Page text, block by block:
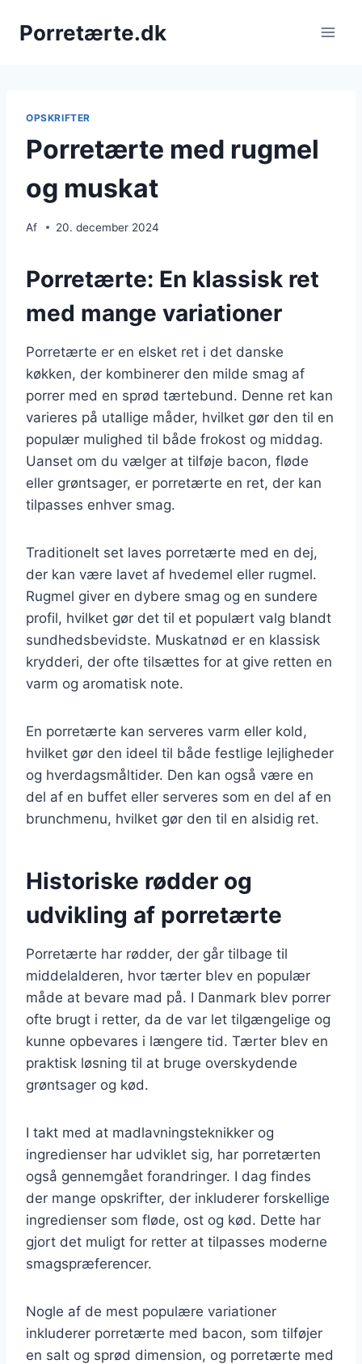
Porretærte.dk
OPSKRIFTER
Porretærte med rugmel
og muskat
Af 20. december 2024
Porretærte: En klassisk ret
med mange variationer
Porretærte er en elsket ret i det danske
køkken, der kombinerer den milde smag af
porrer med en sprød tærtebund. Denne ret kan
varieres på utallige måder, hvilket gør den til en
populær mulighed til både frokost og middag.
Uanset om du vælger at tilføje bacon, fløde
eller grøntsager, er porretærte en ret, der kan
tilpasses enhver smag.
Traditionelt set laves porretærte med en dej,
der kan være lavet af hvedemel eller rugmel.
Rugmel giver en dybere smag og en sundere
profil, hvilket gør det til et populært valg blandt
sundhedsbevidste. Muskatnød er en klassisk
krydderi, der ofte tilsættes for at give retten en
varm og aromatisk note.
En porretærte kan serveres varm eller kold,
hvilket gør den ideel til både festlige lejligheder
og hverdagsmåltider. Den kan også være en
del af en buffet eller serveres som en del af en
brunchmenu, hvilket gør den til en alsidig ret.
Historiske rødder og
udvikling af porretærte
Porretærte har rødder, der går tilbage til
middelalderen, hvor tærter blev en populær
måde at bevare mad på. I Danmark blev porrer
ofte brugt i retter, da de var let tilgængelige og
kunne opbevares i længere tid. Tærter blev en
praktisk løsning til at bruge overskydende
grøntsager og kød.
I takt med at madlavningsteknikker og
ingredienser har udviklet sig, har porretærten
også gennemgået forandringer. I dag findes
der mange opskrifter, der inkluderer forskellige
ingredienser som fløde, ost og kød. Dette har
gjort det muligt for retter at tilpasses moderne
smagspræferencer.
Nogle af de mest populære variationer
inkluderer porretærte med bacon, som tilføjer
en salt og sprød dimension, og porretærte med